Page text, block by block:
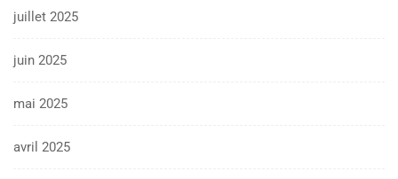
juillet 2025
juin 2025
mai 2025
avril 2025